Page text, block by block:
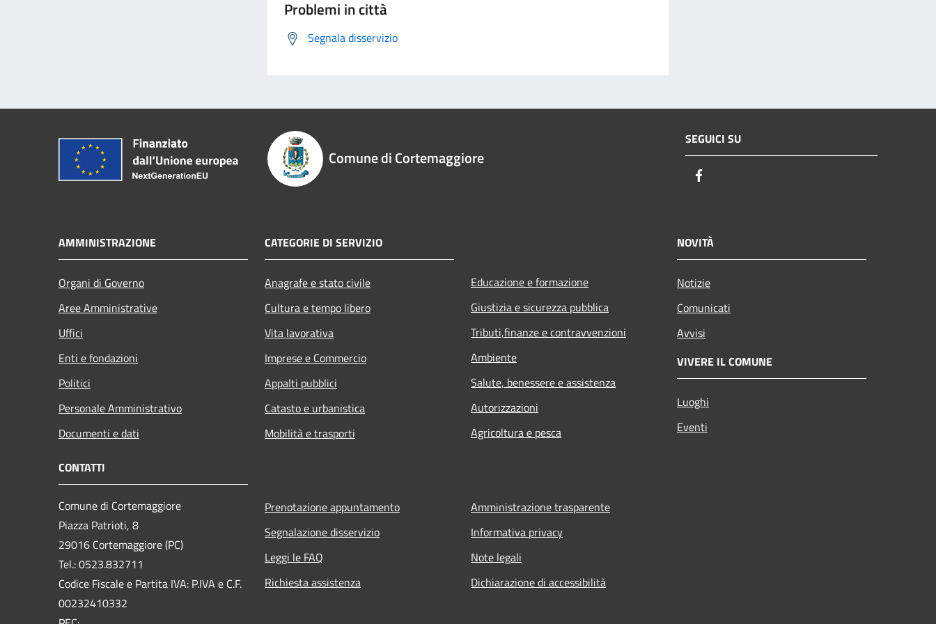
Problemi in città
Segnala disservizio
Comune di Cortemaggiore
SEGUICI SU
AMMINISTRAZIONE
Organi di Governo
Aree Amministrative
Uffici
Enti e fondazioni
Politici
Personale Amministrativo
Documenti e dati
CATEGORIE DI SERVIZIO
Anagrafe e stato civile
Cultura e tempo libero
Vita lavorativa
Imprese e Commercio
Appalti pubblici
Catasto e urbanistica
Mobilità e trasporti
Educazione e formazione
Giustizia e sicurezza pubblica
Tributi,finanze e contravvenzioni
Ambiente
Salute, benessere e assistenza
Autorizzazioni
Agricoltura e pesca
NOVITÀ
Notizie
Comunicati
Avvisi
VIVERE IL COMUNE
Luoghi
Eventi
CONTATTI
Comune di Cortemaggiore
Piazza Patrioti, 8
29016 Cortemaggiore (PC)
Tel.: 0523.832711
Codice Fiscale e Partita IVA: P.IVA e C.F.
00232410332
Prenotazione appuntamento
Segnalazione disservizio
Leggi le FAQ
Richiesta assistenza
Amministrazione trasparente
Informativa privacy
Note legali
Dichiarazione di accessibilità